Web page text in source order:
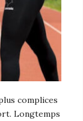
complices
Longtemps